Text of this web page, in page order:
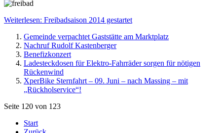
Weiterlesen: Freibadsaison 2014 gestartet
Gemeinde verpachtet Gaststätte am Marktplatz
Nachruf Rudolf Kastenberger
Benefizkonzert
Ladesteckdosen für Elektro-Fahrräder sorgen für nötigen
Rückenwind
XperBike Sternfahrt – 09. Juni – nach Massing – mit
„Rückholservice“!
Seite 120 von 123
Start